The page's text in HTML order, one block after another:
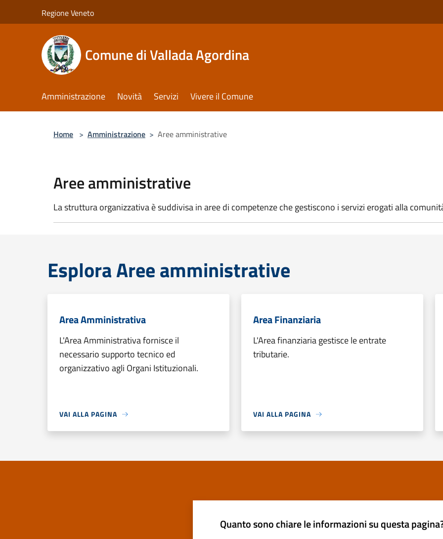
Regione Veneto
Comune di Vallada Agordina
Amministrazione Novità Servizi Vivere il Comune
Home > Amministrazione > Aree amministrative
Aree amministrative
La struttura organizzativa è suddivisa in aree di competenze che gestiscono i servizi erogati alla
Esplora Aree amministrative
Area Amministrativa
L'Area Amministrativa fornisce il
necessario supporto tecnico ed
organizzativo agli Organi Istituzionali.
VAI ALLA PAGINA
Area Finanziaria
L'Area finanziaria gestisce le entrate
tributarie.
VAI ALLA PAGINA
Quanto sono chiare le informazioni su questa